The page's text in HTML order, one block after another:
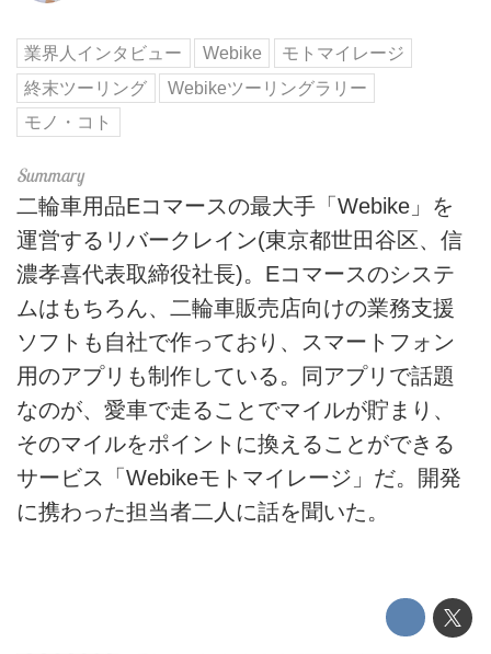
業界人インタビュー Webike
モトマイレージ
終末ツーリング
Webikeツーリングラリー
モノ・コト
二輪車用品Eコマースの最大手「Webike」を
運営するリバークレイン(東京都世田谷区、信
濃孝喜代表取締役社長)。Eコマースのシステ
ムはもちろん、二輪車販売店向けの業務支援
ソフトも自社で作っており、スマートフォン
用のアプリも制作している。同アプリで話題
なのが、愛車で走ることでマイルが貯まり、
そのマイルをポイントに換えることができる
サービス「Webikeモトマイレージ」だ。開発
に携わった担当者二人に話を聞いた。